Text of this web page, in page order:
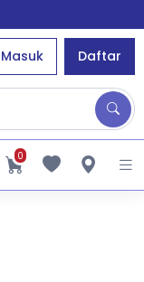
Masuk Daftar
0